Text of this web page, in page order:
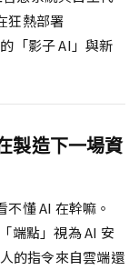
狂熱部署
「影子 AI」與新
製造下一場資
懂 AI 在幹嘛。
端點」視為 AI 安
的指令來自雲端還